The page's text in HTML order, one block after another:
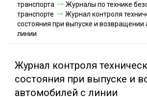
Условия оплаты
транспорта
Журналы по технике
транспорте
Журнал контроля
состояния при выпуске и возвращении
линии
Журнал контроля
состояния при выпуске и
автомобилей с линии